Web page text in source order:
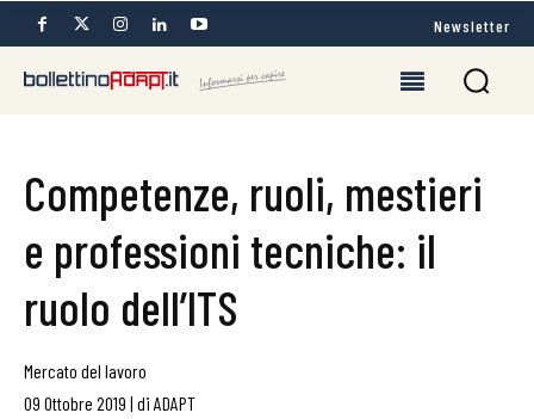
Newsletter
Competenze, ruoli, mestieri
e professioni tecniche: il
ruolo dell’ITS
Mercato del lavoro
09 Ottobre 2019 | di ADAPT